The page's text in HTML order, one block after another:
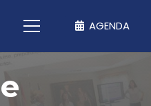
AGENDA